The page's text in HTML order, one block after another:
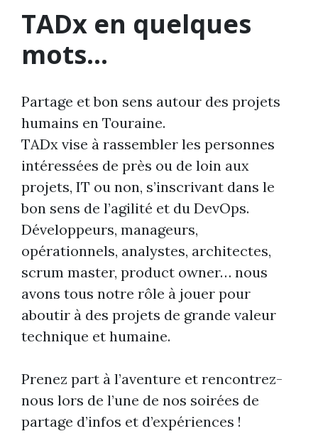
TADx en quelques
mots…
Partage et bon sens autour des projets
humains en Touraine.
TADx vise à rassembler les personnes
intéressées de près ou de loin aux
projets, IT ou non, s’inscrivant dans le
bon sens de l’agilité et du DevOps.
Développeurs, manageurs,
opérationnels, analystes, architectes,
scrum master, product owner… nous
avons tous notre rôle à jouer pour
aboutir à des projets de grande valeur
technique et humaine.
Prenez part à l’aventure et rencontrez-
nous lors de l’une de nos soirées de
partage d’infos et d’expériences !